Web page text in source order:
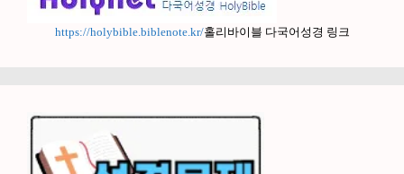
https://holybible.biblenote.kr/홀리바이블 다국어성경 링크